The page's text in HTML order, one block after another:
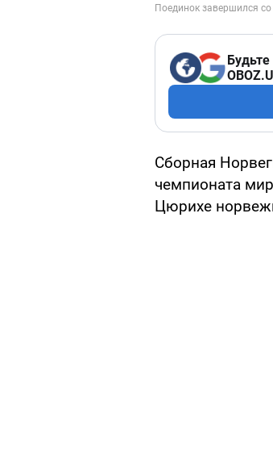
Сборная
чемпионата
Цюрихе